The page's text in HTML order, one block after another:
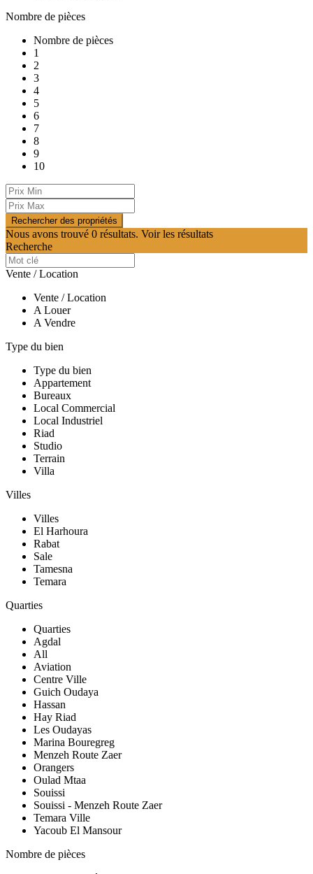
Nombre de pièces
Nombre de pièces
1
2
3
4
5
6
7
8
9
10
Nous avons trouvé 0 résultats. Voir les résultats
Recherche
Vente / Location
Vente / Location
A Louer
A Vendre
Type du bien
Type du bien
Appartement
Bureaux
Local Commercial
Local Industriel
Riad
Studio
Terrain
Villa
Villes
Villes
El Harhoura
Rabat
Sale
Tamesna
Temara
Quarties
Quarties
Agdal
All
Aviation
Centre Ville
Guich Oudaya
Hassan
Hay Riad
Les Oudayas
Marina Bouregreg
Menzeh Route Zaer
Orangers
Oulad Mtaa
Souissi
Souissi - Menzeh Route Zaer
Temara Ville
Yacoub El Mansour
Nombre de pièces